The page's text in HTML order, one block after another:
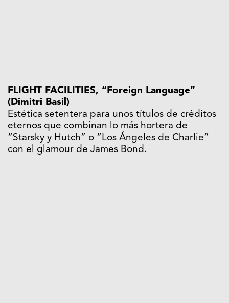
FLIGHT FACILITIES, “Foreign Language”
(Dimitri Basil)
Estética setentera para unos títulos de créditos
eternos que combinan lo más hortera de
“Starsky y Hutch” o “Los Ángeles de Charlie”
con el glamour de James Bond.